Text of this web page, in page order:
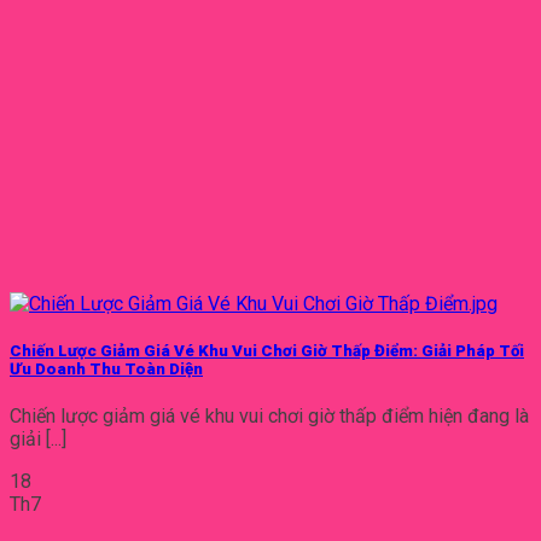
Chiến Lược Giảm Giá Vé Khu Vui Chơi Giờ Thấp Điểm: Giải Pháp Tối
Ưu Doanh Thu Toàn Diện
Chiến lược giảm giá vé khu vui chơi giờ thấp điểm hiện đang là
giải [...]
18
Th7